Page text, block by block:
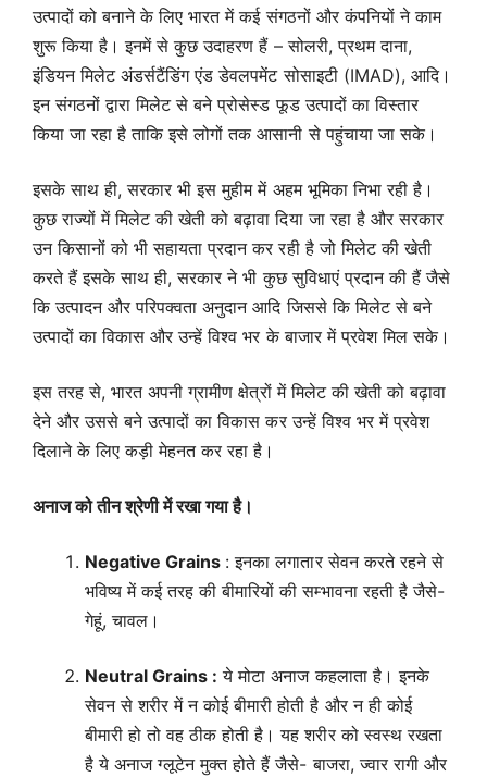
उत्पादों को बनाने के लिए भारत में कई संगठनों और कंपनियों ने काम
शुरू किया है। इनमें से कुछ उदाहरण हैं – सोलरी, प्रथम दाना,
इंडियन मिलेट अंडर्सटैंडिंग एंड डेवलपमेंट सोसाइटी (IMAD), आदि।
इन संगठनों द्वारा मिलेट से बने प्रोसेस्ड फूड उत्पादों का विस्तार
किया जा रहा है ताकि इसे लोगों तक आसानी से पहुंचाया जा सके।
इसके साथ ही, सरकार भी इस मुहीम में अहम भूमिका निभा रही है।
कुछ राज्यों में मिलेट की खेती को बढ़ावा दिया जा रहा है और सरकार
उन किसानों को भी सहायता प्रदान कर रही है जो मिलेट की खेती
करते हैं इसके साथ ही, सरकार ने भी कुछ सुविधाएं प्रदान की हैं जैसे
कि उत्पादन और परिपक्वता अनुदान आदि जिससे कि मिलेट से बने
उत्पादों का विकास और उन्हें विश्व भर के बाजार में प्रवेश मिल सके।
इस तरह से, भारत अपनी ग्रामीण क्षेत्रों में मिलेट की खेती को बढ़ावा
देने और उससे बने उत्पादों का विकास कर उन्हें विश्व भर में प्रवेश
दिलाने के लिए कड़ी मेहनत कर रहा है।
अनाज को तीन श्रेणी में रखा गया है।
Negative Grains : इनका लगातार सेवन करते रहने से
भविष्य में कई तरह की बीमारियों की सम्भावना रहती है जैसे-
गेहूं, चावल।
Neutral Grains : ये मोटा अनाज कहलाता है। इनके
सेवन से शरीर में न कोई बीमारी होती है और न ही कोई
बीमारी हो तो वह ठीक होती है। यह शरीर को स्वस्थ रखता
है ये अनाज ग्लूटेन मुक्त होते हैं जैसे- बाजरा, ज्वार रागी और